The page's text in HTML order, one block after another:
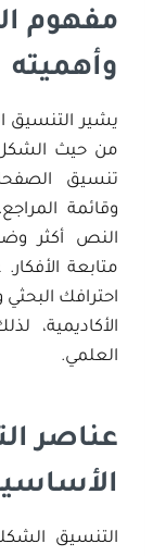
مفهوم
وأهميته
يشير التنسيق
من حيث الشكل
تنسيق
وقائمة
النص أكثر
متابعة
احترافك
الأكاديمية،
العلمي.
عناصر
التنسيق